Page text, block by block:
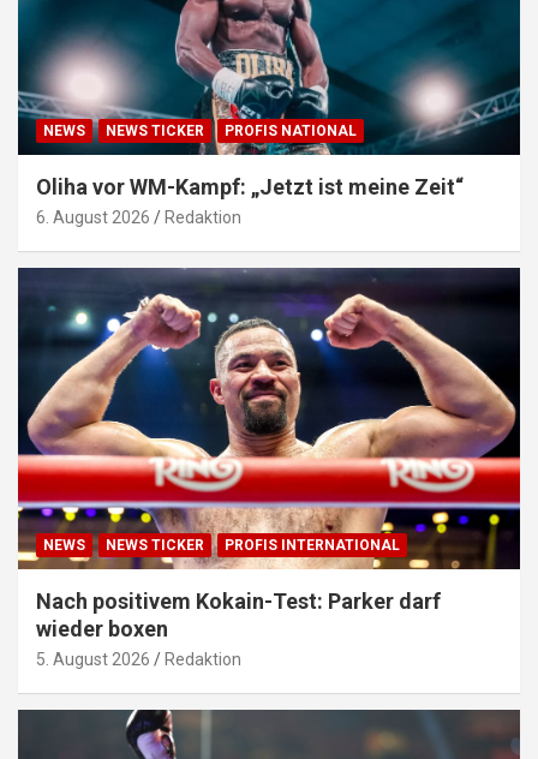
NEWS NEWS TICKER PROFIS NATIONAL
Oliha vor WM-Kampf: „Jetzt ist meine Zeit“
6. August 2026 Redaktion
NEWS NEWS TICKER PROFIS INTERNATIONAL
Nach positivem Kokain-Test: Parker darf
wieder boxen
5. August 2026 Redaktion